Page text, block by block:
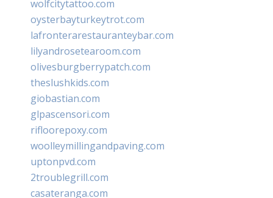
wolfcitytattoo.com
oysterbayturkeytrot.com
lafronterarestauranteybar.com
lilyandrosetearoom.com
olivesburgberrypatch.com
theslushkids.com
giobastian.com
glpascensori.com
rifloorepoxy.com
woolleymillingandpaving.com
uptonpvd.com
2troublegrill.com
casateranga.com